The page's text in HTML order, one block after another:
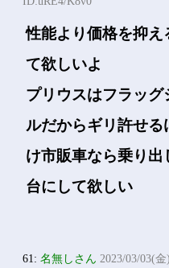
性能より価格を抑え
て欲しいよ
プリウスはフラッグ
ルだからギリ許せる
け市販車なら乗り出
台にして欲しい
61:名無しさん 2023/03/03(